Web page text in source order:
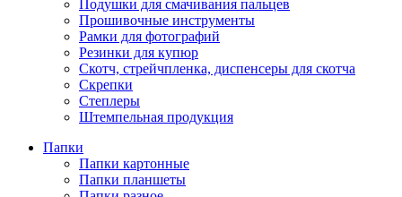
Подушки для смачивания пальцев
Прошивочные инструменты
Рамки для фотографий
Резинки для купюр
Скотч, стрейчпленка, диспенсеры для скотча
Скрепки
Степлеры
Штемпельная продукция
Папки
Папки картонные
Папки планшеты